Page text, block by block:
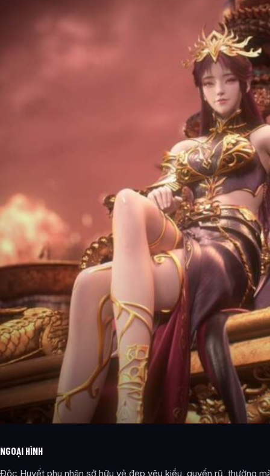
NGOẠI HÌNH
Độc Huyết phu nhân sở hữu vẻ đẹp yêu kiều, quyến rũ, thường